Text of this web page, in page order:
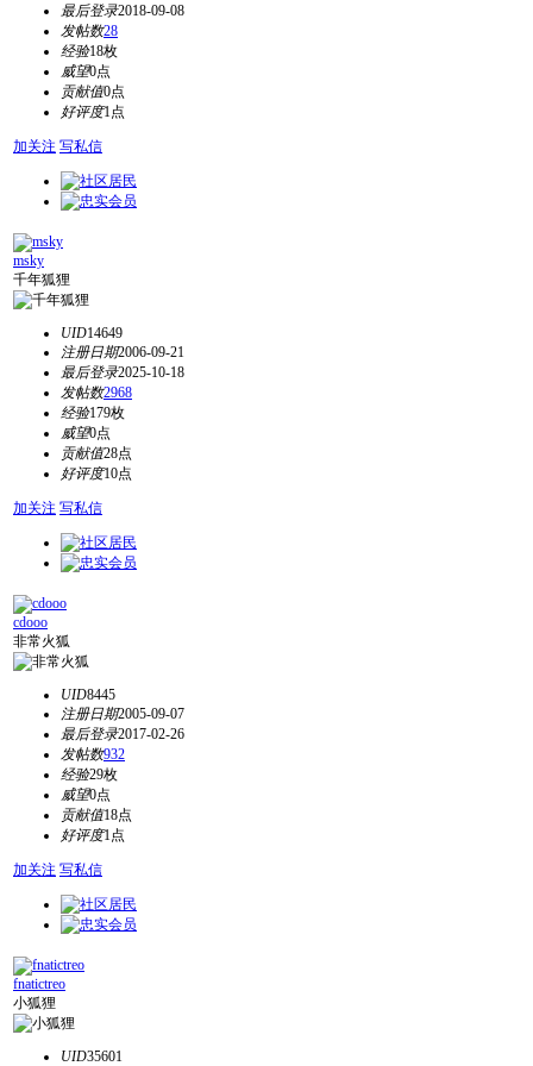
最后登录2018-09-08
发帖数28
经验18枚
威望0点
贡献值0点
好评度1点
加关注 写私信
msky
千年狐狸
UID14649
注册日期2006-09-21
最后登录2025-10-18
发帖数2968
经验179枚
威望0点
贡献值28点
好评度10点
加关注 写私信
cdooo
非常火狐
UID8445
注册日期2005-09-07
最后登录2017-02-26
发帖数932
经验29枚
威望0点
贡献值18点
好评度1点
加关注 写私信
fnatictreo
小狐狸
UID35601